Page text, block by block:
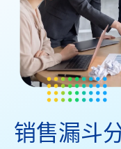
销售漏斗